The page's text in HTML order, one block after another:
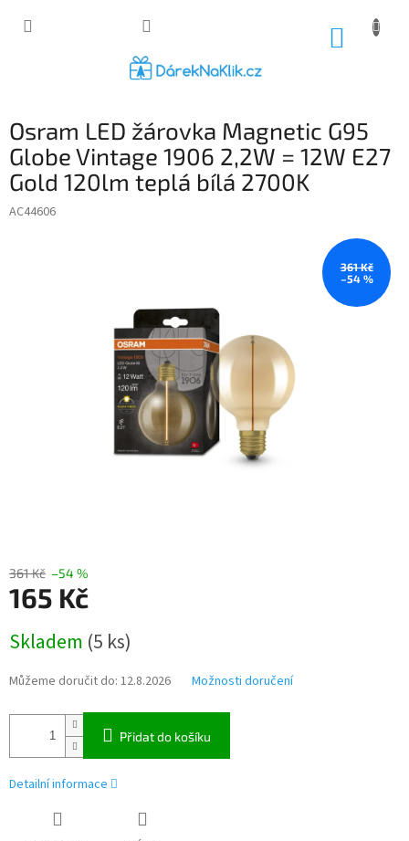
Osram LED žárovka Magnetic G95
Globe Vintage 1906 2,2W = 12W E27
Gold 120lm teplá bílá 2700K
AC44606
361 Kč
–54 %
361 Kč –54 %
165 Kč
cena:
Skladem (5 ks)
Můžeme doručit do: 12.8.2026 Možnosti doručení
Přidat do košíku
Detailní informace